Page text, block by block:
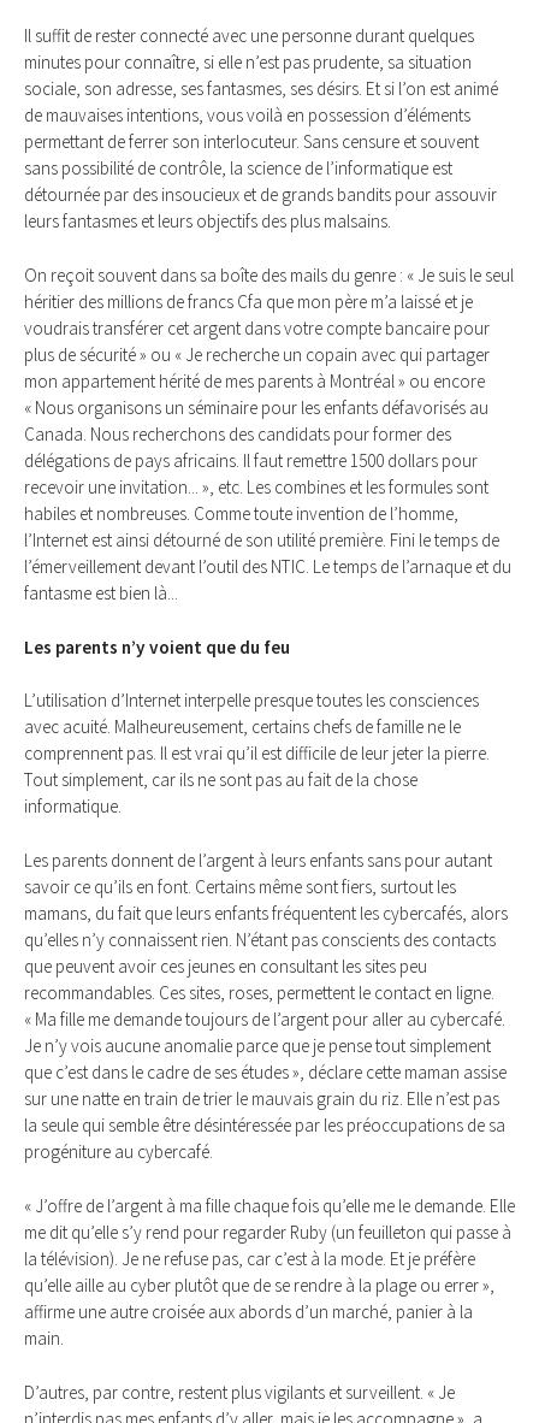
Il suffit de rester connecté avec une personne durant quelques
minutes pour connaître, si elle n’est pas prudente, sa situation
sociale, son adresse, ses fantasmes, ses désirs. Et si l’on est animé
de mauvaises intentions, vous voilà en possession d’éléments
permettant de ferrer son interlocuteur. Sans censure et souvent
sans possibilité de contrôle, la science de l’informatique est
détournée par des insoucieux et de grands bandits pour assouvir
leurs fantasmes et leurs objectifs des plus malsains.
On reçoit souvent dans sa boîte des mails du genre : « Je suis le seul
héritier des millions de francs Cfa que mon père m’a laissé et je
voudrais transférer cet argent dans votre compte bancaire pour
plus de sécurité » ou « Je recherche un copain avec qui partager
mon appartement hérité de mes parents à Montréal » ou encore
« Nous organisons un séminaire pour les enfants défavorisés au
Canada. Nous recherchons des candidats pour former des
délégations de pays africains. Il faut remettre 1500 dollars pour
recevoir une invitation... », etc. Les combines et les formules sont
habiles et nombreuses. Comme toute invention de l’homme,
l’Internet est ainsi détourné de son utilité première. Fini le temps de
l’émerveillement devant l’outil des NTIC. Le temps de l’arnaque et du
fantasme est bien là...
Les parents n’y voient que du feu
L’utilisation d’Internet interpelle presque toutes les consciences
avec acuité. Malheureusement, certains chefs de famille ne le
comprennent pas. Il est vrai qu’il est difficile de leur jeter la pierre.
Tout simplement, car ils ne sont pas au fait de la chose
informatique.
Les parents donnent de l’argent à leurs enfants sans pour autant
savoir ce qu’ils en font. Certains même sont fiers, surtout les
mamans, du fait que leurs enfants fréquentent les cybercafés, alors
qu’elles n’y connaissent rien. N’étant pas conscients des contacts
que peuvent avoir ces jeunes en consultant les sites peu
recommandables. Ces sites, roses, permettent le contact en ligne.
« Ma fille me demande toujours de l’argent pour aller au cybercafé.
Je n’y vois aucune anomalie parce que je pense tout simplement
que c’est dans le cadre de ses études », déclare cette maman assise
sur une natte en train de trier le mauvais grain du riz. Elle n’est pas
la seule qui semble être désintéressée par les préoccupations de sa
progéniture au cybercafé.
« J’offre de l’argent à ma fille chaque fois qu’elle me le demande. Elle
me dit qu’elle s’y rend pour regarder Ruby (un feuilleton qui passe à
la télévision). Je ne refuse pas, car c’est à la mode. Et je préfère
qu’elle aille au cyber plutôt que de se rendre à la plage ou errer »,
affirme une autre croisée aux abords d’un marché, panier à la
main.
D’autres, par contre, restent plus vigilants et surveillent. « Je